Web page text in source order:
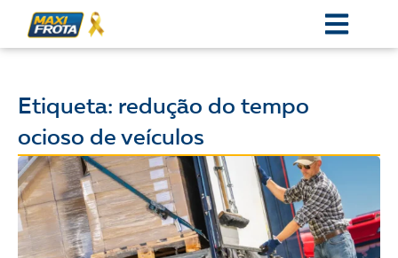
Etiqueta: redução do tempo
ocioso de veículos